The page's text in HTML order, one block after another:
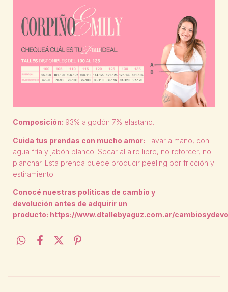
Composición: 93% algodón 7% elastano.
Cuida tus prendas con mucho amor: Lavar a mano, con
agua fría y jabón blanco. Secar al aire libre, no retorcer, no
planchar. Esta prenda puede producir peeling por fricción y
estiramiento.
Conocé nuestras políticas de cambio y
devolución antes de adquirir un
producto: https://www.dtallebyaguz.com.ar/